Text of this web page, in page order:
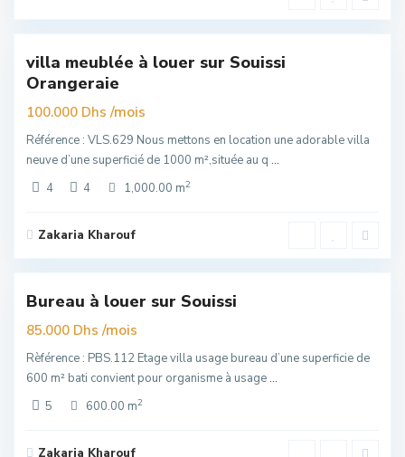
Rabat
Exclusivité
villa meublée à louer sur Souissi
Orangeraie
100.000 Dhs/mois
Référence : VLS.629 Nous mettons en location une adorable villa
neuve d’une superficié de 1000 m²,située au q ...
4
4 1,000.00 m2
Zakaria Kharouf
Rabat
Exclusivité
Bureau à louer sur Souissi
85.000 Dhs/mois
Rèférence : PBS.112 Etage villa usage bureau d’une superficie de
600 m² bati convient pour organisme à usage...
5
600.00 m2
Zakaria Kharouf